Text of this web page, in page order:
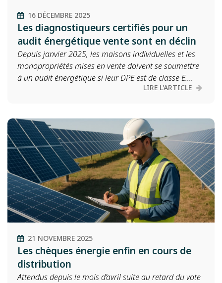
16 DÉCEMBRE 2025
Les diagnostiqueurs certifiés pour un
audit énergétique vente sont en déclin
Depuis janvier 2025, les maisons individuelles et les
monopropriétés mises en vente doivent se soumettre
à un audit énergétique si leur DPE est de classe E....
LIRE L'ARTICLE
21 NOVEMBRE 2025
Les chèques énergie enfin en cours de
distribution
Attendus depuis le mois d’avril suite au retard du vote